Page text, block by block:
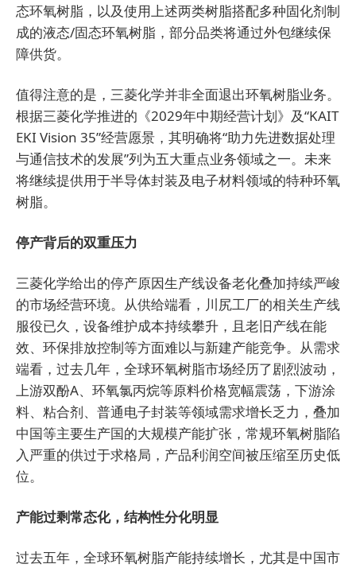
态环氧树脂，以及使用上述两类树脂搭配多种固化剂制
成的液态/固态环氧树脂，部分品类将通过外包继续保
障供货。
值得注意的是，三菱化学并非全面退出环氧树脂业务。
根据三菱化学推进的《2029年中期经营计划》及“KAIT
EKI Vision 35”经营愿景，其明确将“助力先进数据处理
与通信技术的发展”列为五大重点业务领域之一。未来
将继续提供用于半导体封装及电子材料领域的特种环氧
树脂。
停产背后的双重压力
三菱化学给出的停产原因生产线设备老化叠加持续严峻
的市场经营环境。从供给端看，川尻工厂的相关生产线
服役已久，设备维护成本持续攀升，且老旧产线在能
效、环保排放控制等方面难以与新建产能竞争。从需求
端看，过去几年，全球环氧树脂市场经历了剧烈波动，
上游双酚A、环氧氯丙烷等原料价格宽幅震荡，下游涂
料、粘合剂、普通电子封装等领域需求增长乏力，叠加
中国等主要生产国的大规模产能扩张，常规环氧树脂陷
入严重的供过于求格局，产品利润空间被压缩至历史低
位。
产能过剩常态化，结构性分化明显
过去五年，全球环氧树脂产能持续增长，尤其是中国市